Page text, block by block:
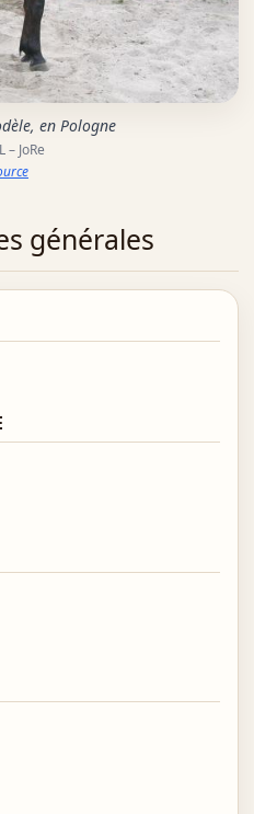
en Pologne
– JoRe
générales